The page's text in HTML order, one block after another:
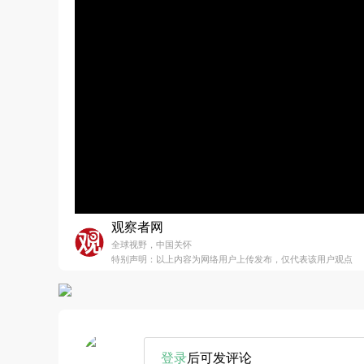
观察者网
全球视野，中国关怀
特别声明：以上内容为网络用户上传发布，仅代表该用户观点
登录后可发评论